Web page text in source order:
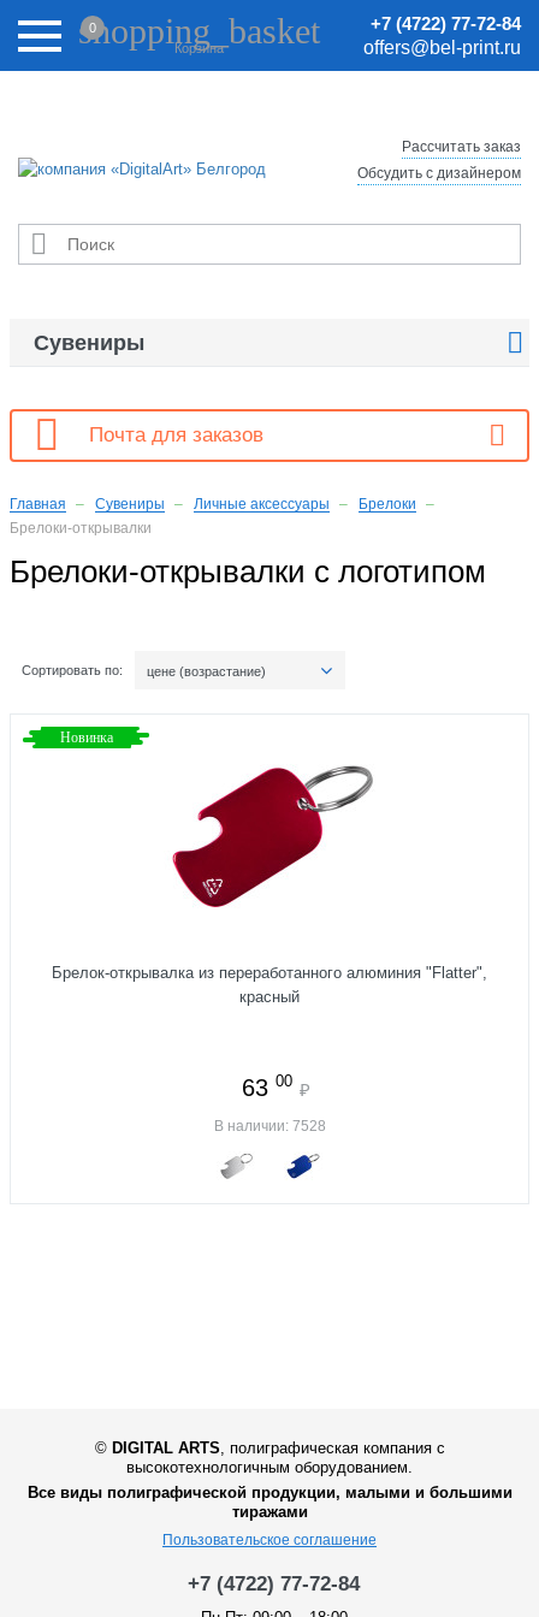
Внимание! Цены на сайте могут быть неактуальными.
Актуальные цены уточняйте у менеджеров.
+7 (4722) 77-72-84
offers@bel-print.ru
shopping_basket
Корзина
0

Рассчитать заказ
Обсудить с дизайнером
Сувениры 
 Почта для заказов
Главная Сувениры Личные аксессуары
Брелоки
Брелоки-открывалки
Брелоки-открывалки с логотипом
Сортировать по: цене (возрастание)
Новинка
Брелок-открывалка из переработанного алюминия "Flatter",
красный
63 00 ₽
В наличии: 7528
© DIGITAL ARTS
полиграфическая компания с
высокотехнологичным оборудованием.
Все виды полиграфической продукции, малыми и большими
тиражами
Пользовательское соглашение
+7 (4722) 77-72-84